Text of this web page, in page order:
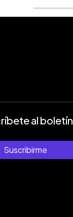
al boletín
Suscribirme